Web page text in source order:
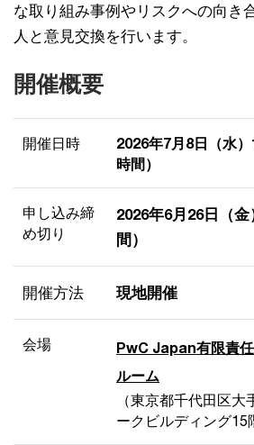
な取り組み事例やリスクへの向き
人と意見交換を行います。
開催概要
開催日時
2026年7月8日（水
時間）
申し込み締
め切り
2026年6月26日（
間）
開催方法 現地開催
会場
PwC Japan有限責
ルーム
（東京都千代田区
ークビルディング15